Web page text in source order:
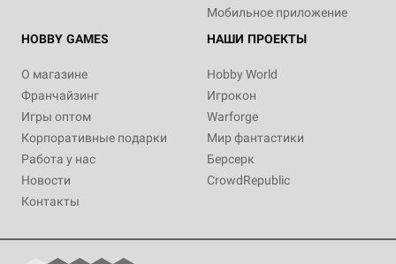
Мобильное приложение
HOBBY GAMES
О магазине
Франчайзинг
Игры оптом
Корпоративные подарки
Работа у нас
Новости
Контакты
НАШИ ПРОЕКТЫ
Hobby World
Игрокон
Warforge
Мир фантастики
Берсерк
CrowdRepublic